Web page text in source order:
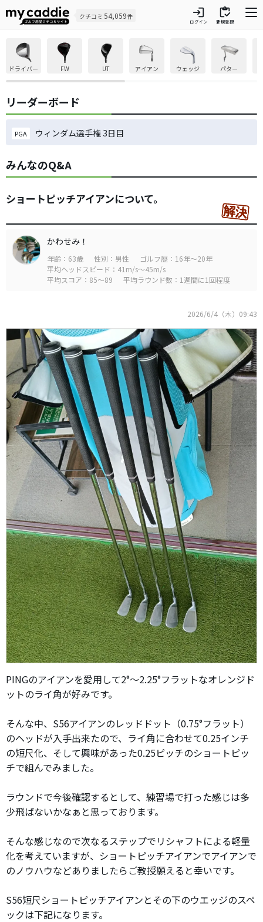
クチコミ 54,059件 login
ログイン
inventory
新規登録
ドライバー FW UT アイアン ウェッジ パター
リーダーボード
PGA ウィンダム選手権 3日目
みんなのQ&A
ショートピッチアイアンについて。
かわせみ！
年齢：63歳 性別：男性
ゴルフ歴：16年～20年
平均ヘッドスピード：41m/s～45m/s
平均スコア：85～89
平均ラウンド数：1週間に1回程度
2026/6/4（木）09:43
PINGのアイアンを愛用して2°～2.25°フラットなオレンジド
ットのライ角が好みです。
そんな中、S56アイアンのレッドドット（0.75°フラット）
のヘッドが入手出来たので、ライ角に合わせて0.25インチ
の短尺化、そして興味があった0.25ピッチのショートピッ
チで組んでみました。
ラウンドで今後確認するとして、練習場で打った感じは多
少飛ばないかなぁと思っております。
そんな感じなので次なるステップでリシャフトによる軽量
化を考えていますが、ショートピッチアイアンでアイアンで
のノウハウなどありましたらご教授願えると幸いです。
S56短尺ショートピッチアイアンとその下のウエッジのスペ
ックは下記になります。